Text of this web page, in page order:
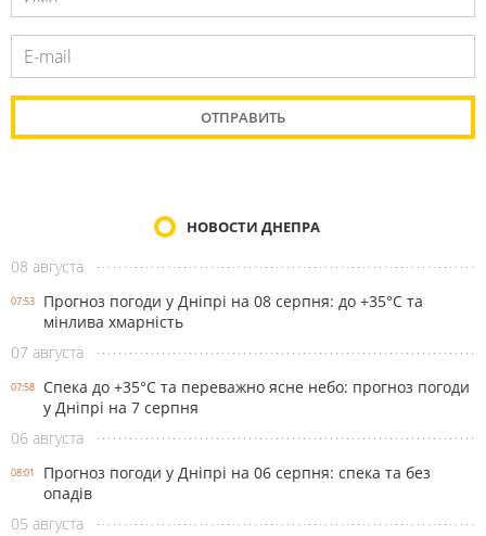
НОВОСТИ ДНЕПРА
08 августа
07:53
Прогноз погоди у Дніпрі на 08 серпня: до +35°C та
мінлива хмарність
07 августа
07:58
Спека до +35°С та переважно ясне небо: прогноз погоди
у Дніпрі на 7 серпня
06 августа
08:01
Прогноз погоди у Дніпрі на 06 серпня: спека та без
опадів
05 августа